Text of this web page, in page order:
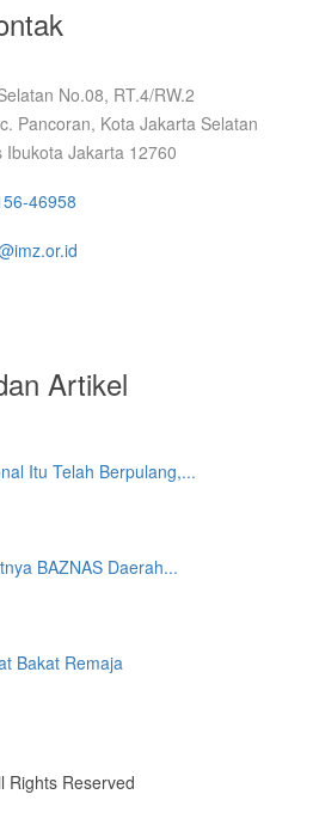
No.08, RT.4/RW.2
Pancoran, Kota Jakarta Selatan
Ibukota Jakarta 12760
46958
Artikel
Itu Telah Berpulang,...
BAZNAS Daerah...
Bakat Remaja
Rights Reserved